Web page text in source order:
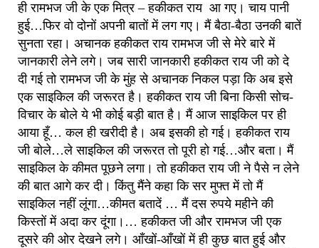
ही रामभज जी के एक मित्र – हकीकत राय आ गए। चाय पानी
हुई…फिर वो दोनों अपनी बातों में लग गए। मैं बैठा-बैठा उनकी बातें
सुनता रहा। अचानक हकीकत राय रामभज जी से मेरे बारे में
जानकारी लेने लगे। जब सारी जानकारी हकीकत राय जी को दे
दी गई तो रामभज जी के मुंह से अचानक निकल पड़ा कि अब इसे
एक साइकिल की जरूरत है। हकीकत राय जी बिना किसी सोच-
विचार के बोले ये भी कोई बड़ी बात है। मैं आज साइकिल पर ही
आया हूँ… कल ही खरीदी है। अब इसकी हो गई। हकीकत राय
जी बोले…ले साइकिल की जरूरत तो पूरी हो गई…और बता। मैं
साइकिल के कीमत पूछने लगा। तो हकीकत राय जी ने पैसे न लेने
की बात आगे कर दी। किंतु मैंने कहा कि सर मुफ्त में तो मैं
साइकिल नहीं लूंगा…कीमत बतादें … मैं दस रुपये महीने की
किस्तों में अदा कर दूंगा।… हकीकत जी और रामभज जी एक
दूसरे की ओर देखने लगे। आँखों-आँखों में ही कुछ बात हुई और